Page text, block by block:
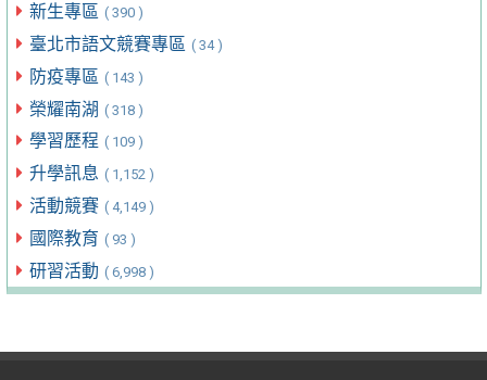
新生專區 ( 390 )
臺北市語文競賽專區 ( 34 )
防疫專區 ( 143 )
榮耀南湖 ( 318 )
學習歷程 ( 109 )
升學訊息 ( 1,152 )
活動競賽 ( 4,149 )
國際教育 ( 93 )
研習活動 ( 6,998 )